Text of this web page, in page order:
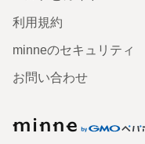
利用規約
minneのセキュリティ
お問い合わせ